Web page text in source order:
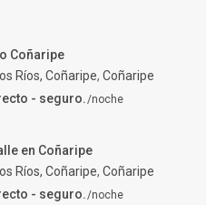
Coñaripe
Ríos, Coñaripe, Coñaripe
- seguro./noche
en Coñaripe
Ríos, Coñaripe, Coñaripe
- seguro./noche